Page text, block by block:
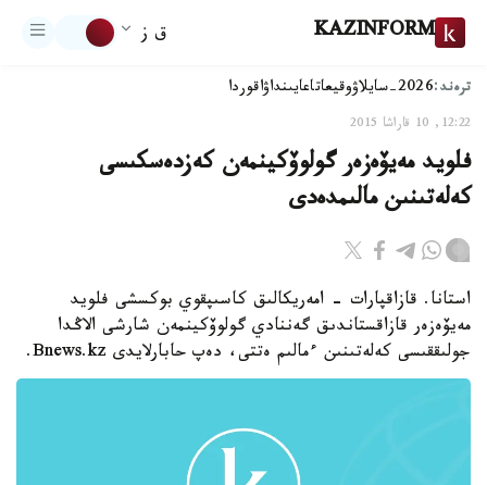
KAZINFORM ق ز
ترەند:2026-سايلاۋ وقيعاتاعايىنداۋاقوردا
12:22, 10 قاراشا 2015
فلويد مەيۆەزەر گولوۆكينمەن كەزدەسكىسى
كەلەتىنىن مالىمدەدى
استانا. قازاقپارات - امەريكالىق كاسىپقوي بوكسشى فلويد
مەيۆەزەر قازاقستاندىق گەننادي گولوۆكينمەن شارشى الاڭدا
جولىققىسى كەلەتىنىن ءمالىم ەتتى، دەپ حابارلايدى Bnews.kz.